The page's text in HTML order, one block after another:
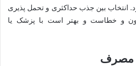
انتخاب بین جذب حداکثری و تحمل پذیری
و خطاست و بهتر است با پزشک یا
مصرف